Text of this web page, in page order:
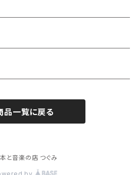
品一覧に戻る
と音楽の店 つぐみ
by